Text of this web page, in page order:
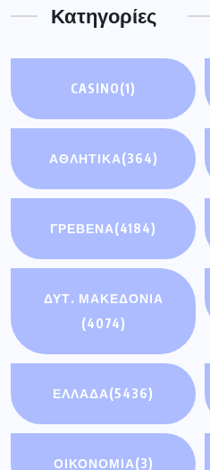
Κατηγορίες
CASINO(1)
ΑΘΛΗΤΙΚΑ(364)
ΓΡΕΒΕΝΑ(4184)
ΔΥΤ. ΜΑΚΕΔΟΝΙΑ
(4074)
ΕΛΛΑΔΑ(5436)
ΟΙΚΟΝΟΜΊΑ(3)